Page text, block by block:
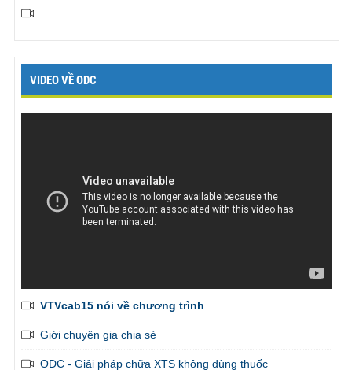
VIDEO VỀ ODC
VTVcab15 nói về chương trình
Giới chuyên gia chia sẻ
ODC - Giải pháp chữa XTS không dùng thuốc